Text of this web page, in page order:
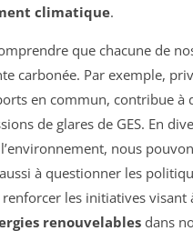
climatique.
que chacune de
carbonée. Par exemple,
en commun, contribue
de glares de GES. En
nous
à questionner les
les initiatives
renouvelables dans